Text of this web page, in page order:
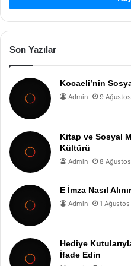
Son Yazılar
Kocaeli’nin
Admin 9
Kitap ve Sosyal
Kültürü
Admin 8
E İmza Nasıl
Admin 1
Hediye
İfade Edin